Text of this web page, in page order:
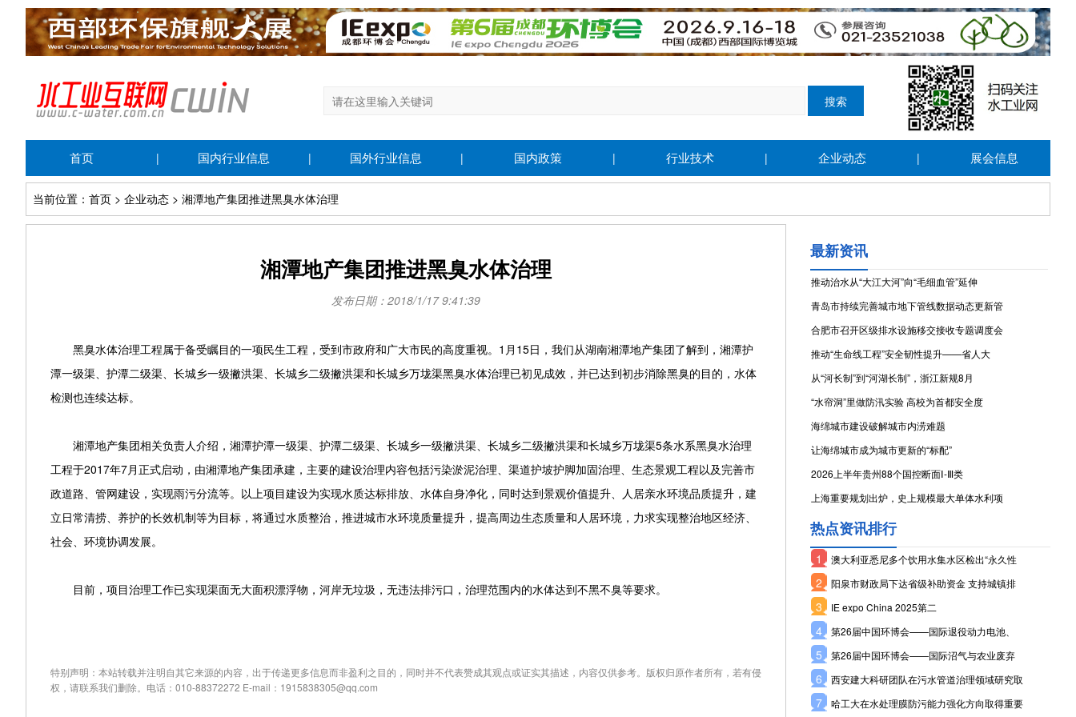
首页 | 国内行业信息 | 国外行业信息 | 国内政策 | 行业技术 | 企业动态 | 展会信息
当前位置：首页 > 企业动态 > 湘潭地产集团推进黑臭水体治理
湘潭地产集团推进黑臭水体治理
发布日期：2018/1/17 9:41:39
黑臭水体治理工程属于备受瞩目的一项民生工程，受到市政府和广大市民的高度重视。1月15日，我们从湖南湘潭地产集团了解到，湘潭护
潭一级渠、护潭二级渠、长城乡一级撇洪渠、长城乡二级撇洪渠和长城乡万垅渠黑臭水体治理已初见成效，并已达到初步消除黑臭的目的，水体
检测也连续达标。
湘潭地产集团相关负责人介绍，湘潭护潭一级渠、护潭二级渠、长城乡一级撇洪渠、长城乡二级撇洪渠和长城乡万垅渠5条水系黑臭水治理
工程于2017年7月正式启动，由湘潭地产集团承建，主要的建设治理内容包括污染淤泥治理、渠道护坡护脚加固治理、生态景观工程以及完善市
政道路、管网建设，实现雨污分流等。以上项目建设为实现水质达标排放、水体自身净化，同时达到景观价值提升、人居亲水环境品质提升，建
立日常清捞、养护的长效机制等为目标，将通过水质整治，推进城市水环境质量提升，提高周边生态质量和人居环境，力求实现整治地区经济、
社会、环境协调发展。
目前，项目治理工作已实现渠面无大面积漂浮物，河岸无垃圾，无违法排污口，治理范围内的水体达到不黑不臭等要求。
特别声明：本站转载并注明自其它来源的内容，出于传递更多信息而非盈利之目的，同时并不代表赞成其观点或证实其描述，内容仅供参考。版权归原作者所有，若有侵
权，请联系我们删除。电话：010-88372272 E-mail：1915838305@qq.com
最新资讯
推动治水从“大江大河”向“毛细血管”延伸
青岛市持续完善城市地下管线数据动态更新管
合肥市召开区级排水设施移交接收专题调度会
推动“生命线工程”安全韧性提升——省人大
从“河长制”到“河湖长制”，浙江新规8月
“水帘洞”里做防汛实验 高校为首都安全度
海绵城市建设破解城市内涝难题
让海绵城市成为城市更新的“标配”
2026上半年贵州88个国控断面Ⅰ-Ⅲ类
上海重要规划出炉，史上规模最大单体水利项
热点资讯排行
1 澳大利亚悉尼多个饮用水集水区检出“永久性
2 阳泉市财政局下达省级补助资金 支持城镇排
3 IE expo China 2025第二
4 第26届中国环博会——国际退役动力电池、
5 第26届中国环博会——国际沼气与农业废弃
6 西安建大科研团队在污水管道治理领域研究取
7 哈工大在水处理膜防污能力强化方向取得重要